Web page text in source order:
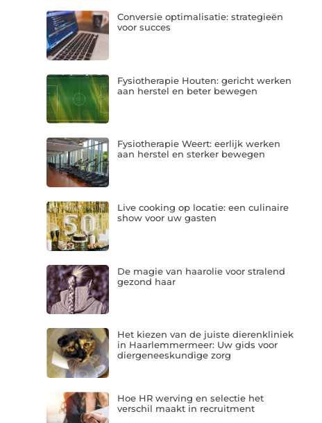
Conversie optimalisatie: strategieën
voor succes
Fysiotherapie Houten: gericht werken
aan herstel en beter bewegen
Fysiotherapie Weert: eerlijk werken
aan herstel en sterker bewegen
Live cooking op locatie: een culinaire
show voor uw gasten
De magie van haarolie voor stralend
gezond haar
Het kiezen van de juiste dierenkliniek
in Haarlemmermeer: Uw gids voor
diergeneeskundige zorg
Hoe HR werving en selectie het
verschil maakt in recruitment